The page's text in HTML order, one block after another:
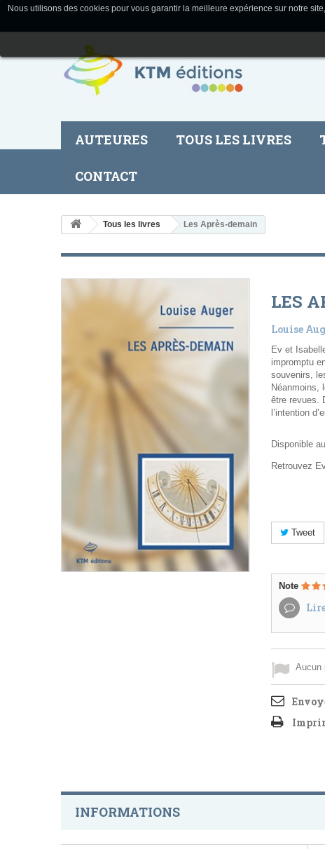
AUTEURES TOUS LES LIVRES
CONTACT
Nous utilisons des cookies pour vous garantir la meilleure expérience sur notre
Tous les livres Les Après-demain
LES
Louise
Ev et
impromptu
souvenirs,
Néanmoins,
être revues.
l’intention
Disponible
Retrouvez
Tweet
Note
Aucun
INFORMATIONS